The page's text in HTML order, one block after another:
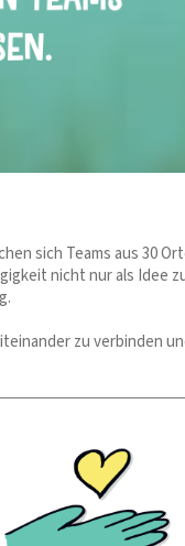
sich Teams aus 30
nicht nur als Idee
zu verbinden